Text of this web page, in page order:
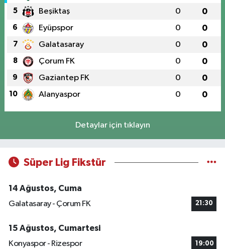
5 Beşiktaş 0 0
6 Eyüpspor 0 0
7 Galatasaray 0 0
8 Çorum FK 0 0
9 Gaziantep FK 0 0
10 Alanyaspor 0 0
Detaylar için tıklayın
Süper Lig Fikstür
14 Ağustos, Cuma
Galatasaray - Çorum FK
21:30
15 Ağustos, Cumartesi
Konyaspor - Rizespor
19:00